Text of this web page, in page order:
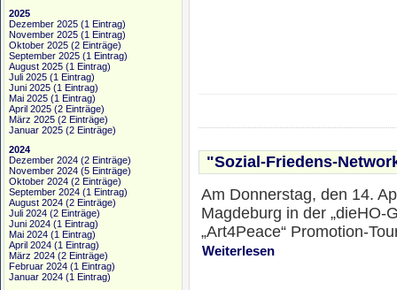
2025
Dezember 2025 (1 Eintrag)
November 2025 (1 Eintrag)
Oktober 2025 (2 Einträge)
September 2025 (1 Eintrag)
August 2025 (1 Eintrag)
Juli 2025 (1 Eintrag)
Juni 2025 (1 Eintrag)
Mai 2025 (1 Eintrag)
April 2025 (2 Einträge)
März 2025 (2 Einträge)
Januar 2025 (2 Einträge)
2024
Dezember 2024 (2 Einträge)
November 2024 (5 Einträge)
Oktober 2024 (2 Einträge)
September 2024 (1 Eintrag)
August 2024 (2 Einträge)
Juli 2024 (2 Einträge)
Juni 2024 (1 Eintrag)
Mai 2024 (1 Eintrag)
April 2024 (1 Eintrag)
März 2024 (2 Einträge)
Februar 2024 (1 Eintrag)
Januar 2024 (1 Eintrag)
"Sozial-Friedens-
Am Donnerstag, den 14.
Magdeburg in der „dieHO-
„Art4Peace“ Promotion-
Weiterlesen